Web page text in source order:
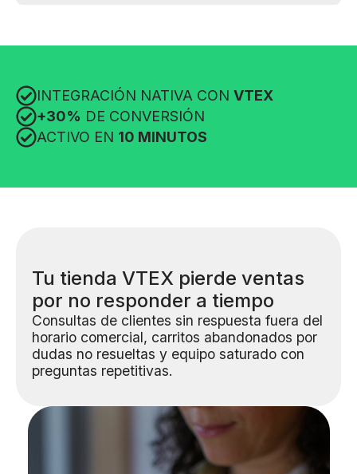
INTEGRACIÓN NATIVA CON VTEX
+30% DE CONVERSIÓN
ACTIVO EN 10 MINUTOS
Tu tienda VTEX pierde ventas
por no responder a tiempo
Consultas de clientes sin respuesta fuera del
horario comercial, carritos abandonados por
dudas no resueltas y equipo saturado con
preguntas repetitivas.